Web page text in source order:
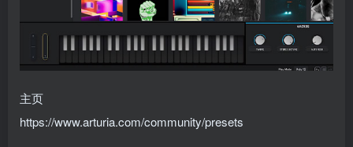
主页
https://www.arturia.com/community/presets